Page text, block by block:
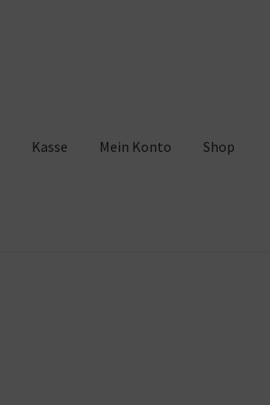
Kasse Mein Konto Shop